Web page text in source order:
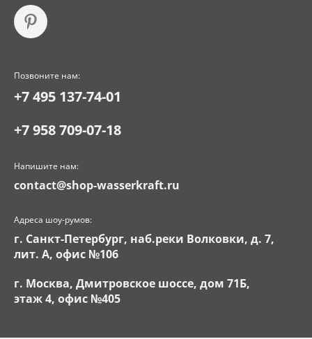
Позвоните нам:
+7 495 137-74-01
+7 958 709-07-18
Напишите нам:
contact@shop-wasserkraft.ru
Адреса шоу-румов:
г. Санкт-Петербург, наб.реки Волковки, д. 7,
лит. А, офис №106
г. Москва, Дмитровское шоссе, дом 71Б,
этаж 4, офис №405